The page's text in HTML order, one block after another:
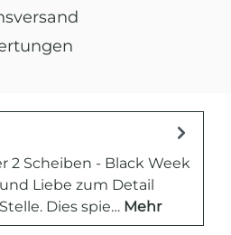
2 Scheiben - Black Week
Liebe zum Detail
Dies spie… Mehr